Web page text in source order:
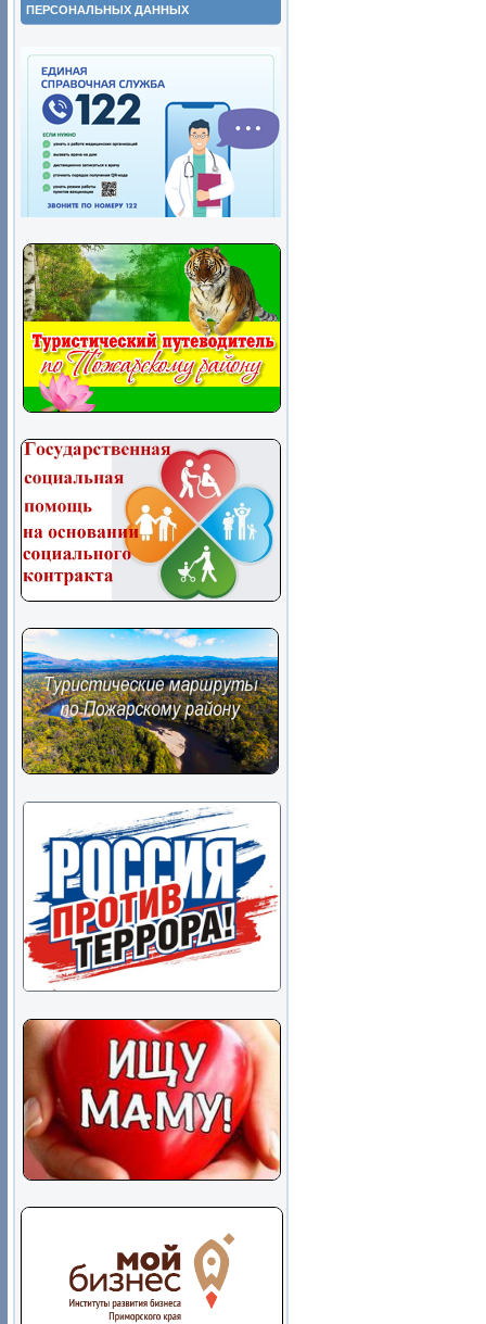
ПЕРСОНАЛЬНЫХ ДАННЫХ